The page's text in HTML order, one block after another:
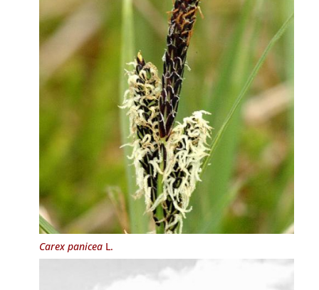
Carex paniceaL.